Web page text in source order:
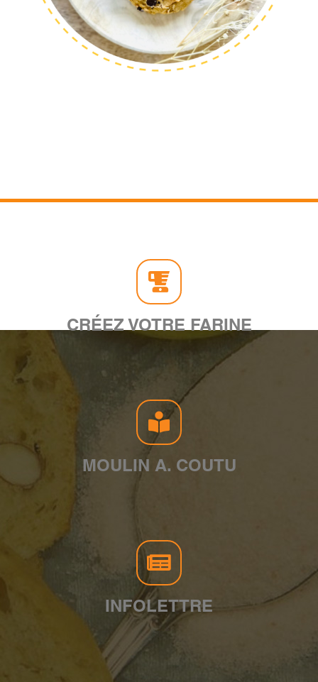
CRÉEZ VOTRE FARINE
MOULIN A. COUTU
INFOLETTRE